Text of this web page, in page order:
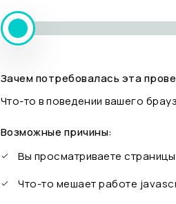
Зачем потребовалась эта
Что-то в поведении вашего
Возможные причины:
Вы просматриваете
Что-то мешает работе